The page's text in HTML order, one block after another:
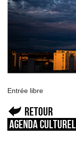
Entrée libre
Retour
Agenda culturel